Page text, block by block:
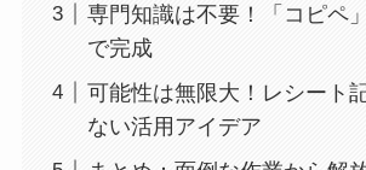
専門知識は不要！「コピペ
で完成
可能性は無限大！レシート
ない活用アイデア